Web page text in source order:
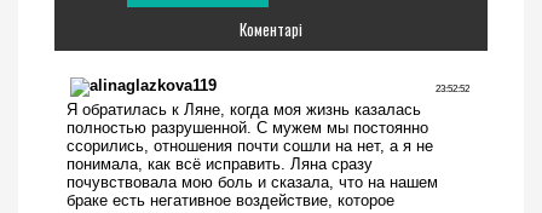
Коментарі